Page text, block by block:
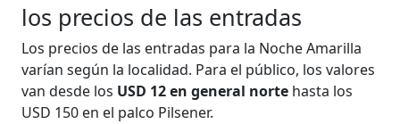
los precios de las entradas
Los precios de las entradas para la Noche Amarilla
varían según la localidad. Para el público, los valores
van desde los USD 12 en general norte hasta los
USD 150 en el palco Pilsener.